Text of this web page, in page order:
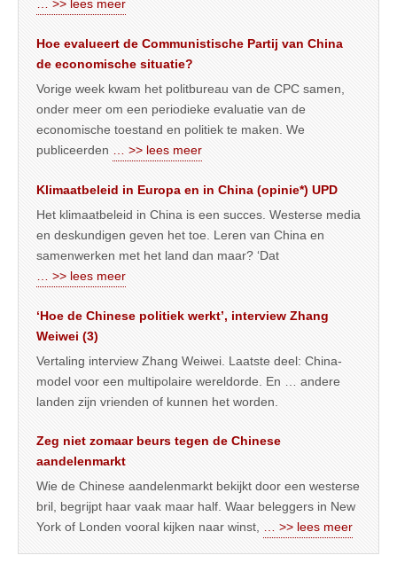
… >> lees meer
Hoe evalueert de Communistische Partij van China
de economische situatie?
Vorige week kwam het politbureau van de CPC samen,
onder meer om een periodieke evaluatie van de
economische toestand en politiek te maken. We
publiceerden
… >> lees meer
Klimaatbeleid in Europa en in China (opinie*) UPD
Het klimaatbeleid in China is een succes. Westerse media
en deskundigen geven het toe. Leren van China en
samenwerken met het land dan maar? ‘Dat
… >> lees meer
‘Hoe de Chinese politiek werkt’, interview Zhang
Weiwei (3)
Vertaling interview Zhang Weiwei. Laatste deel: China-
model voor een multipolaire wereldorde. En … andere
landen zijn vrienden of kunnen het worden.
Zeg niet zomaar beurs tegen de Chinese
aandelenmarkt
Wie de Chinese aandelenmarkt bekijkt door een westerse
bril, begrijpt haar vaak maar half. Waar beleggers in New
York of Londen vooral kijken naar winst,
… >> lees meer